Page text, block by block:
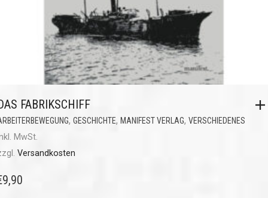
FABRIKSCHIFF
, GESCHICHTE, MANIFEST VERLAG, VERSCHIEDENES
MwSt.
Versandkosten
9,90